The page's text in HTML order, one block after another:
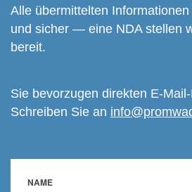
Alle übermittelten
und sicher — eine NDA stellen
bereit.
Sie bevorzugen direkten E-
Schreiben Sie an
NAME